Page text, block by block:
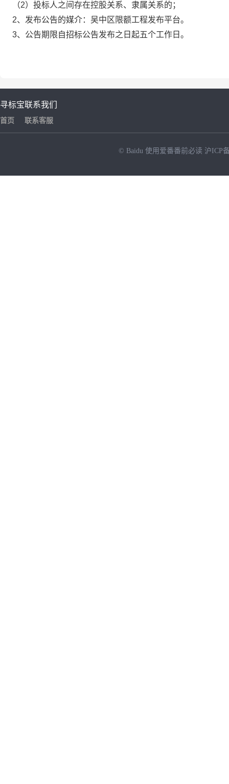
（2）投标人之间存在控股关系、隶属关系的；
2、发布公告的媒介：吴中区限额工程发布平台。
3、公告期限自招标公告发布之日起五个工作日。
寻标宝
首页
联系我们
联系客服
© Baidu 使用爱番番前必读 沪ICP